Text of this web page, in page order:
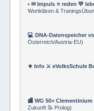
• ✉ Impuls ⭐️ reden 💛
Wortklären &
💻 DNA-Datenspeicher
Österreich/Austria-EU)
⚜ Info ⚔ eVolksSchule
🏬 WG 50+
Zukunft 📝 Prolog)